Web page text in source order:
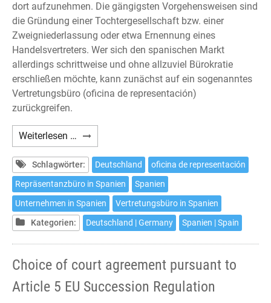
dort aufzunehmen. Die gängigsten Vorgehensweisen sind
die Gründung einer Tochtergesellschaft bzw. einer
Zweigniederlassung oder etwa Ernennung eines
Handelsvertreters. Wer sich den spanischen Markt
allerdings schrittweise und ohne allzuviel Bürokratie
erschließen möchte, kann zunächst auf ein sogenanntes
Vertretungsbüro (oficina de representación)
zurückgreifen.
Weiterlesen … Das
Vertretungsbüro
in
Spanien
Schlagwörter: Deutschland
oficina de representación
Repräsentanzbüro in Spanien
Spanien
Unternehmen in Spanien
Vertretungsbüro in Spanien
Kategorien:
Deutschland | Germany Spanien | Spain
Choice of court agreement pursuant to
Article 5 EU Succession Regulation